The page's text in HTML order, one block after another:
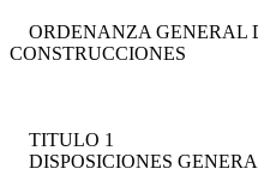
ORDENANZA GENERAL
CONSTRUCCIONES
TITULO 1
DISPOSICIONES